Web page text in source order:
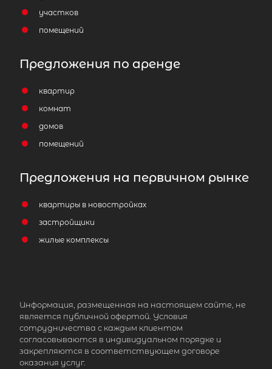
участков
помещений
Предложения по аренде
квартир
комнат
домов
помещений
Предложения на первичном рынке
квартиры в новостройках
застройщики
жилые комплексы
Информация, размещенная на настоящем сайте, не
является публичной офертой. Условия
сотрудничества с каждым клиентом
согласовываются в индивидуальном порядке и
закрепляются в соответствующем договоре
оказания услуг.